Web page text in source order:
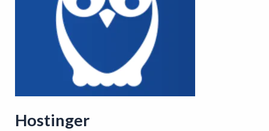
Hostinger